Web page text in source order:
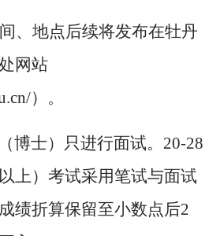
、地点后续将发布在牡丹
网站
）。
博士）只进行面试。20-28
上）考试采用笔试与面试
绩折算保留至小数点后2